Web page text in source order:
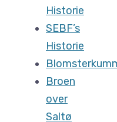
Historie
SEBF’s
Historie
Broen
over
Saltø